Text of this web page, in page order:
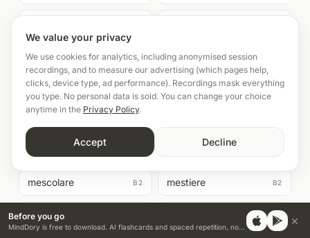
maturità B2 maturo
mediazione B2 mediterraneo B2
memoriale
menzionare
mescolare B2 mestiere B2
meta B2
Before you go ×
We value your privacy
We use cookies for analytics, including anonymised session
recordings, and to measure our advertising (which pages help,
clicks, device type, ad performance). Recordings mask everything
you type. No personal data is sold. You can change your choice
anytime in the Privacy Policy.
Accept Decline